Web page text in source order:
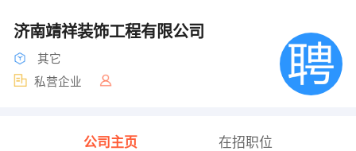
济南靖祥装饰工程有限公司
其它
私营企业
公司主页 在招职位